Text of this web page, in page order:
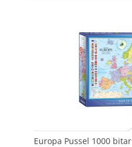
Europa Pussel 1000 bitar